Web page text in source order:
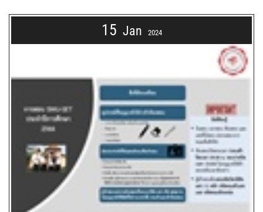
15 Jan 2024